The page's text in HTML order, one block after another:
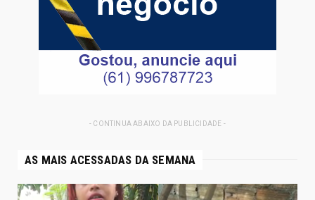
- CONTINUA ABAIXO DA PUBLICIDADE -
AS MAIS ACESSADAS DA SEMANA